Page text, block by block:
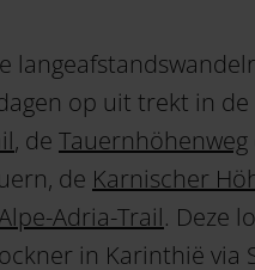
op uit trekt in de
, de Tauernhöhenweg
de Karnischer
Adria-Trail. Deze
in Karinthië via